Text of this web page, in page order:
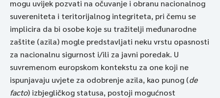
mogu uvijek pozvati na očuvanje i obranu nacionalnog
suvereniteta i teritorijalnog integriteta, pri čemu se
implicira da bi osobe koje su tražitelji međunarodne
zaštite (azila) mogle predstavljati neku vrstu opasnosti
za nacionalnu sigurnost i/ili za javni poredak. U
suvremenom europskom kontekstu za one koji ne
ispunjavaju uvjete za odobrenje azila, kao punog (de
facto) izbjegličkog statusa, postoji mogućnost